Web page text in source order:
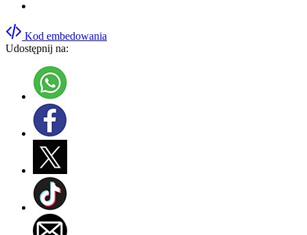
Kod embedowania
Udostępnij na: